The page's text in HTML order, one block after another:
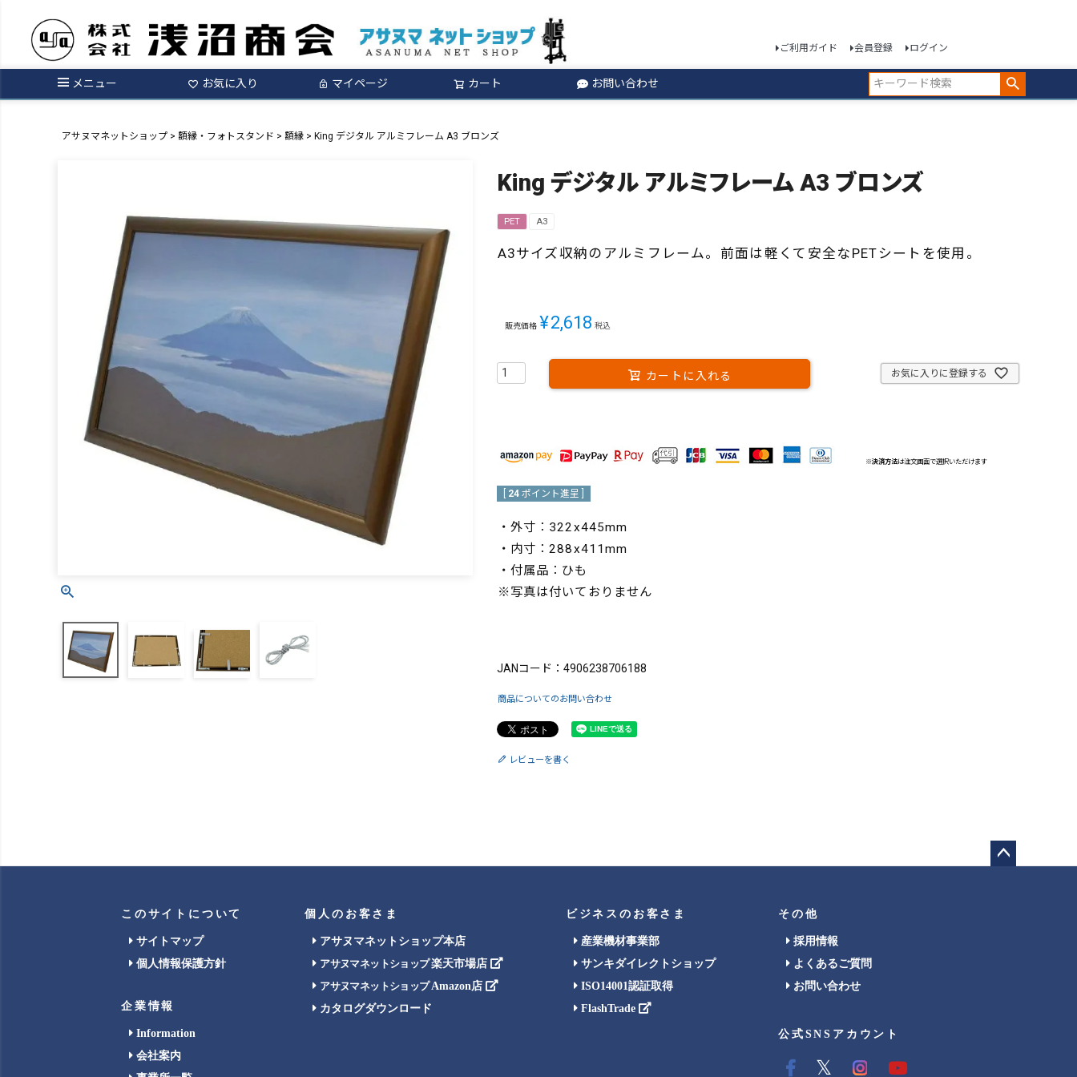
ご利用ガイド 会員登録 ログイン
メニュー お気に入り マイページ カート お問い合わせ
検索
アサヌマネットショップ 額縁・フォトスタンド 額縁 King デジタル アルミフレーム A3 ブロンズ
King デジタル アルミフレーム A3 ブロンズ
PET A3
A3サイズ収納のアルミフレーム。前面は軽くて安全なPETシートを使用。
販売価格 ¥2,618 税込
お気に入りに登録する
カートに入れる
※決済方法は注文画面で選択いただけます
24 ポイント進呈 ]
・外寸：322x445mm
・内寸：288x411mm
・付属品：ひも
※写真は付いておりません
JANコード：4906238706188
商品についてのお問い合わせ
レビューを書く
このサイトについて
サイトマップ
個人情報保護方針
企業情報
Information
会社案内
個人のお客さま
アサヌマネットショップ本店
アサヌマネットショップ楽天市場店
アサヌマネットショップAmazon店
カタログダウンロード
ビジネスのお客さま
産業機材事業部
サンキダイレクトショップ
ISO14001認証取得
FlashTrade
その他
採用情報
よくあるご質問
お問い合わせ
公式SNSアカウント